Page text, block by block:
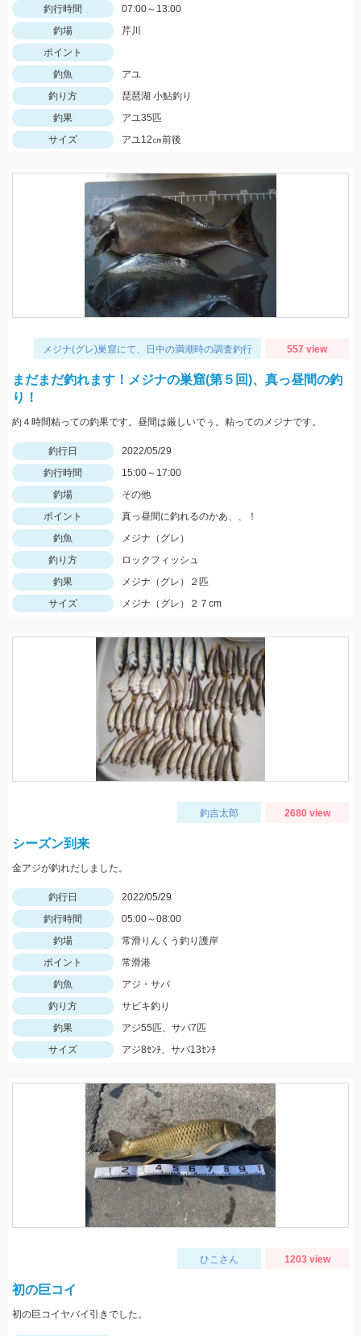
釣行時間
07:00～13:00
釣場
芹川
ポイント
釣魚
アユ
釣り方
琵琶湖 小鮎釣り
釣果
アユ35匹
サイズ
アユ12㎝前後
メジナ(グレ)巣窟にて、日中の満潮時の調査釣行 557 view
まだまだ釣れます！メジナの巣窟(第５回)、真っ昼間の釣
り！
約４時間粘っての釣果です。昼間は厳しいでぅ。粘ってのメジナです。
釣行日
2022/05/29
釣行時間
15:00～17:00
釣場
その他
ポイント
真っ昼間に釣れるのかあ、、！
釣魚
メジナ（グレ）
釣り方
ロックフィッシュ
釣果
メジナ（グレ）２匹
サイズ
メジナ（グレ）２７cm
釣吉太郎 2680 view
シーズン到来
金アジが釣れだしました。
釣行日
2022/05/29
釣行時間
05:00～08:00
釣場
常滑りんくう釣り護岸
ポイント
常滑港
釣魚
アジ・サバ
釣り方
サビキ釣り
釣果
アジ55匹、サバ7匹
サイズ
アジ8ｾﾝﾁ、サバ13ｾﾝﾁ
ひこさん 1203 view
初の巨コイ
初の巨コイヤバイ引きでした。